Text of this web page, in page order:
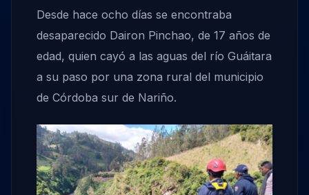
Desde hace ocho días se encontraba
desaparecido Dairon Pinchao, de 17 años de
edad, quien cayó a las aguas del río Guáitara
a su paso por una zona rural del municipio
de Córdoba sur de Nariño.